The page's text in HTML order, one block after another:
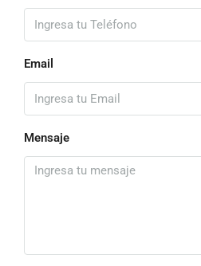
Email
Mensaje